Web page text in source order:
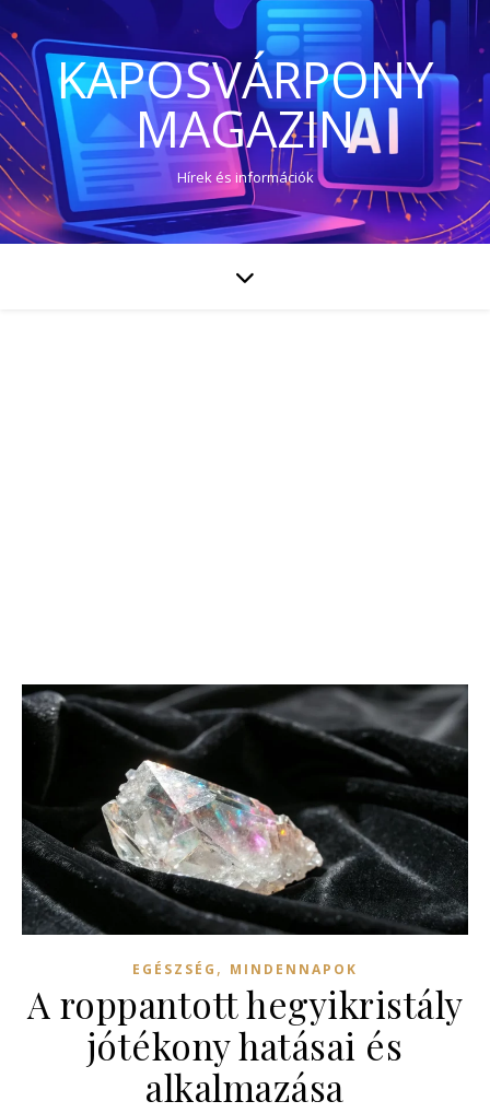
KAPOSVÁRPONY
MAGAZIN
Hírek és információk
EGÉSZSÉG , MINDENNAPOK
A roppantott hegyikristály
jótékony hatásai és
alkalmazása